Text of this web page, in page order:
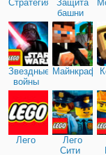
Стратегия
Защита
башни
Звездные
войны
Майнкрафт
Лего
Лего
Сити